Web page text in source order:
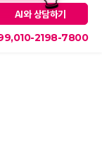
AI와 상담하기
010-2198-7800